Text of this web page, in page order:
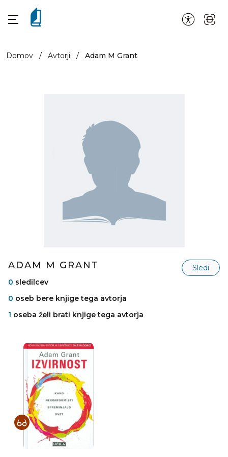
Domov / Avtorji / Adam M Grant
ADAM M GRANT
Sledi
0 sledilcev
0 oseb bere knjige tega avtorja
1 oseba želi brati knjige tega avtorja